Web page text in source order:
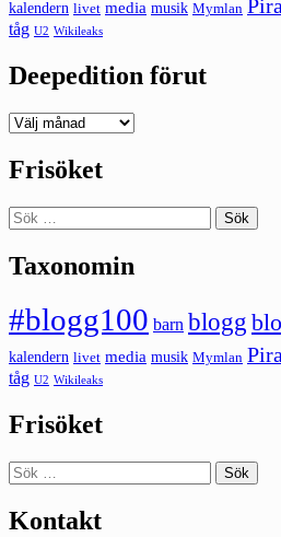
kalendern livet media musik Mymlan
tåg U2 Wikileaks
Deepedition förut
Deepedition
Frisöket
Sök
efter:
Taxonomin
#blogg100 barn blogg
kalendern livet media musik Mymlan
tåg U2 Wikileaks
Frisöket
Sök
efter:
Kontakt